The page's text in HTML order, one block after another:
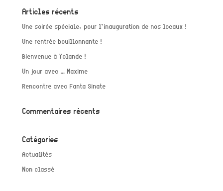
Articles récents
Une soirée spéciale, pour l’inauguration de nos locaux !
Une rentrée bouillonnante !
Bienvenue à Yolande !
Un jour avec … Maxime
Rencontre avec Fanta Sinate
Commentaires récents
Catégories
Actualités
Non classé